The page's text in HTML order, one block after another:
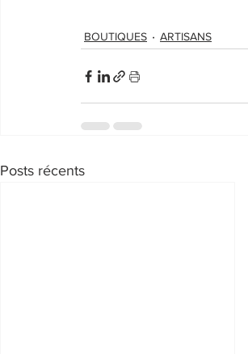
BOUTIQUES ARTISANS
Posts récents